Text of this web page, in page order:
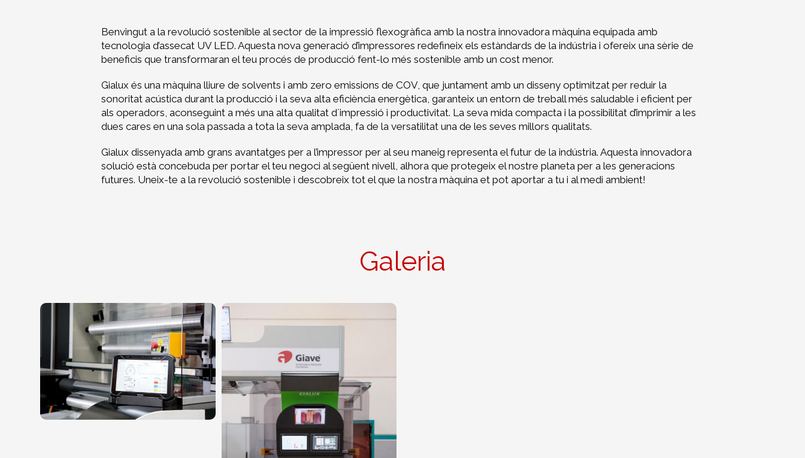
Benvingut a la revolució sostenible al sector de la impressió flexogràfica amb la nostra innovadora màquina equipada amb
tecnologia d’assecat UV LED. Aquesta nova generació d’impressores redefineix els estàndards de la indústria i ofereix una sèrie de
beneficis que transformaran el teu procés de producció fent-lo més sostenible amb un cost menor.
Gialux és una màquina lliure de solvents i amb zero emissions de COV, que juntament amb un disseny optimitzat per reduir la
sonoritat acústica durant la producció i la seva alta eficiència energètica, garanteix un entorn de treball més saludable i eficient per
als operadors, aconseguint a més una alta qualitat d´impressió i productivitat. La seva mida compacta i la possibilitat d’imprimir a les
dues cares en una sola passada a tota la seva amplada, fa de la versatilitat una de les seves millors qualitats.
Gialux dissenyada amb grans avantatges per a l’impressor per al seu maneig representa el futur de la indústria. Aquesta innovadora
solució està concebuda per portar el teu negoci al següent nivell, alhora que protegeix el nostre planeta per a les generacions
futures. Uneix-te a la revolució sostenible i descobreix tot el que la nostra màquina et pot aportar a tu i al medi ambient!
Galeria